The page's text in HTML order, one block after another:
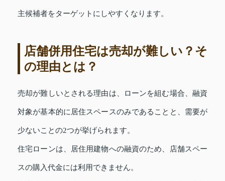
主候補者をターゲットにしやすくなります。
店舗併用住宅は売却が難しい？そ
の理由とは？
売却が難しいとされる理由は、ローンを組む場合、融資
対象が基本的に居住スペースのみであることと、需要が
少ないことの2つが挙げられます。
住宅ローンは、居住用建物への融資のため、店舗スペー
スの購入代金には利用できません。